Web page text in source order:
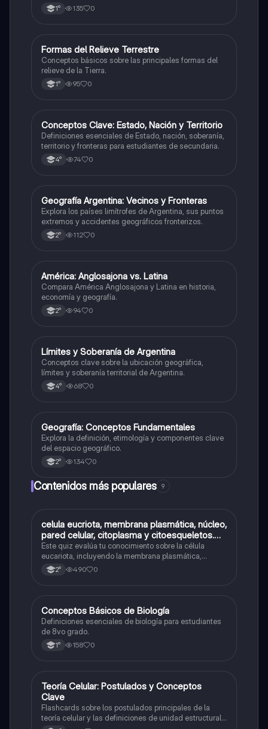
1° 135 0
FGeografía
Formas del Relieve Terrestre
Conceptos básicos sobre las principales formas del
relieve de la Tierra.
1° 95 0
CGeografía
Conceptos Clave: Estado, Nación y Territorio
Definiciones esenciales de Estado, nación, soberanía,
territorio y fronteras para estudiantes de secundaria.
4° 74 0
GGeografía
Geografía Argentina: Vecinos y Fronteras
Explora los países limítrofes de Argentina, sus puntos
extremos y accidentes geográficos fronterizos.
2° 112 0
AGeografía
América: Anglosajona vs. Latina
Compara América Anglosajona y Latina en historia,
economía y geografía.
2° 94 0
LGeografía
Límites y Soberanía de Argentina
Conceptos clave sobre la ubicación geográfica,
límites y soberanía territorial de Argentina.
4° 68 0
GGeografía
Geografía: Conceptos Fundamentales
Explora la definición, etimología y componentes clave
del espacio geográfico.
2° 134 0
Contenidos más populares 9
CBiología
celula eucriota, membrana plasmática, núcleo,
pared celular, citoplasma y citoesqueletos.
nombre se las partes de la celula eucariota
Este quiz evalúa tu conocimiento sobre la célula
eucariota, incluyendo la membrana plasmática,
núcleo, pared celular, citoplasma y citoesqueleto.
2° 490 0
CBiología
Conceptos Básicos de Biología
Definiciones esenciales de biología para estudiantes
de 8vo grado.
1° 158 0
TBiología
Teoría Celular: Postulados y Conceptos
Clave
Flashcards sobre los postulados principales de la
teoría celular y las definiciones de unidad estructural